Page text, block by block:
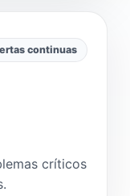
continuas
críticos